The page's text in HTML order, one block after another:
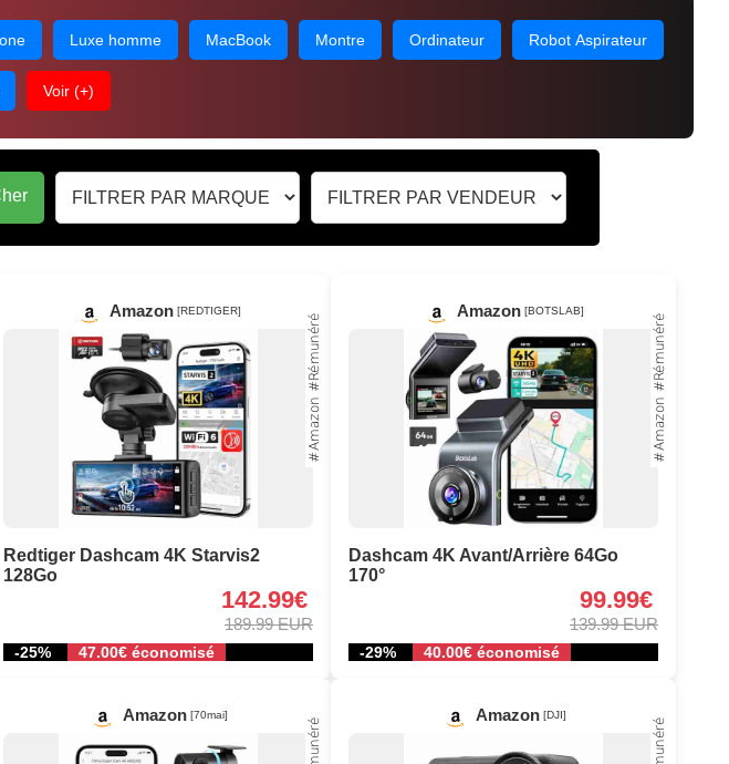
Luxe homme MacBook Montre Ordinateur Robot Aspirateur
Voir (+)
Amazon [REDTIGER]
Redtiger Dashcam 4K Starvis2
128Go
142.99€
189.99 EUR
-25% 47.00€ économisé
Amazon [BOTSLAB]
Dashcam 4K Avant/Arrière 64Go
170°
99.99€
139.99 EUR
-29% 40.00€ économisé
Amazon [70mai] Amazon [DJI]